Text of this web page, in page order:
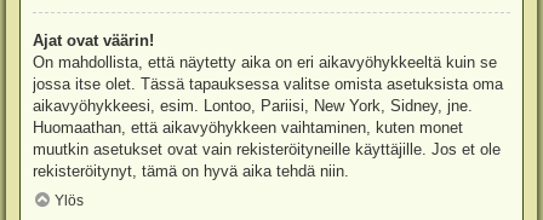
Ajat ovat väärin!
On mahdollista, että näytetty aika on eri aikavyöhykkeeltä kuin se
jossa itse olet. Tässä tapauksessa valitse omista asetuksista oma
aikavyöhykkeesi, esim. Lontoo, Pariisi, New York, Sidney, jne.
Huomaathan, että aikavyöhykkeen vaihtaminen, kuten monet
muutkin asetukset ovat vain rekisteröityneille käyttäjille. Jos et ole
rekisteröitynyt, tämä on hyvä aika tehdä niin.
Ylös